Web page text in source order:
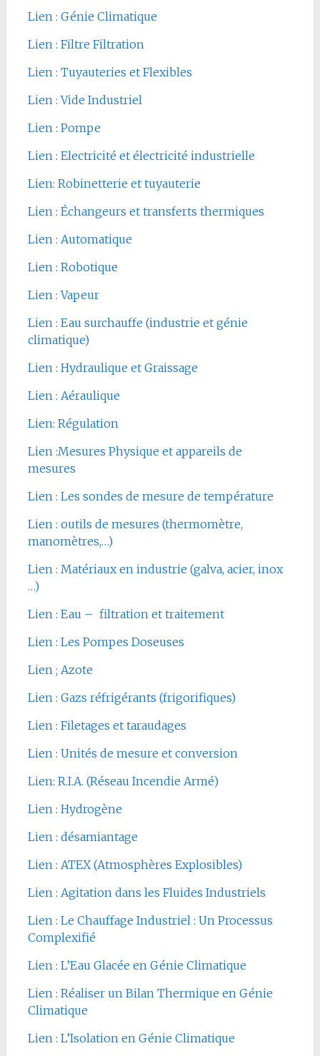
Lien : Génie Climatique
Lien : Filtre Filtration
Lien : Tuyauteries et Flexibles
Lien : Vide Industriel
Lien : Pompe
Lien : Electricité et électricité industrielle
Lien: Robinetterie et tuyauterie
Lien : Échangeurs et transferts thermiques
Lien : Automatique
Lien : Robotique
Lien : Vapeur
Lien : Eau surchauffe (industrie et génie
climatique)
Lien : Hydraulique et Graissage
Lien : Aéraulique
Lien: Régulation
Lien :Mesures Physique et appareils de
mesures
Lien : Les sondes de mesure de température
Lien : outils de mesures (thermomètre,
manomètres,…)
Lien : Matériaux en industrie (galva, acier, inox
…)
Lien : Eau – filtration et traitement
Lien : Les Pompes Doseuses
Lien ; Azote
Lien : Gazs réfrigérants (frigorifiques)
Lien : Filetages et taraudages
Lien : Unités de mesure et conversion
Lien: R.I.A. (Réseau Incendie Armé)
Lien : Hydrogène
Lien : désamiantage
Lien : ATEX (Atmosphères Explosibles)
Lien : Agitation dans les Fluides Industriels
Lien : Le Chauffage Industriel : Un Processus
Complexifié
Lien : L’Eau Glacée en Génie Climatique
Lien : Réaliser un Bilan Thermique en Génie
Climatique
Lien : L’Isolation en Génie Climatique